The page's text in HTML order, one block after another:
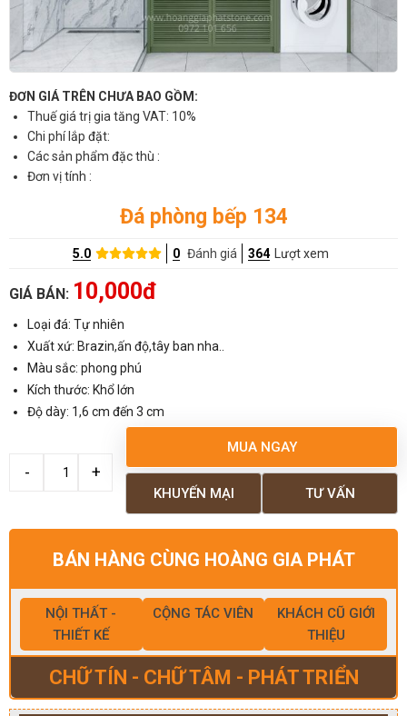
ĐƠN GIÁ TRÊN CHƯA BAO GỒM:
Thuế giá trị gia tăng VAT: 10%
Chi phí lắp đặt:
Các sản phẩm đặc thù :
Đơn vị tính :
Đá phòng bếp 134
5.0 0 Đánh giá 364 Lượt xem
GIÁ BÁN: 10,000đ
Loại đá: Tự nhiên
Xuất xứ: Brazin,ấn độ,tây ban nha..
Màu sắc: phong phú
Kích thước: Khổ lớn
Độ dày: 1,6 cm đến 3 cm
MUA NGAY
TƯ VẤN
KHUYẾN MẠI
BÁN HÀNG CÙNG HOÀNG GIA PHÁT
NỘI THẤT -
THIẾT KẾ
CỘNG TÁC VIÊN
KHÁCH CŨ GIỚI
THIỆU
CHỮ TÍN - CHỮ TÂM - PHÁT TRIỂN